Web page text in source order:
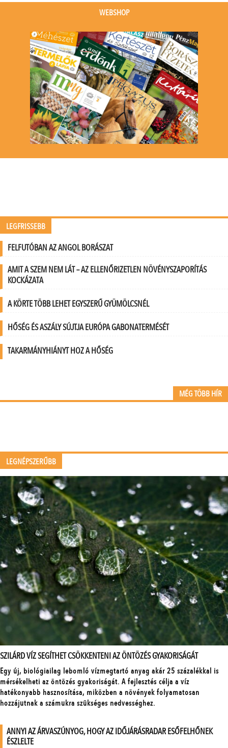
WEBSHOP
LEGFRISSEBB
FELFUTÓBAN AZ ANGOL BORÁSZAT
AMIT A SZEM NEM LÁT – AZ ELLENŐRIZETLEN NÖVÉNYSZAPORÍTÁS
KOCKÁZATA
A KÖRTE TÖBB LEHET EGYSZERŰ GYÜMÖLCSNÉL
HŐSÉG ÉS ASZÁLY SÚJTJA EURÓPA GABONATERMÉSÉT
TAKARMÁNYHIÁNYT HOZ A HŐSÉG
MÉG TÖBB HÍR
LEGNÉPSZERŰBB